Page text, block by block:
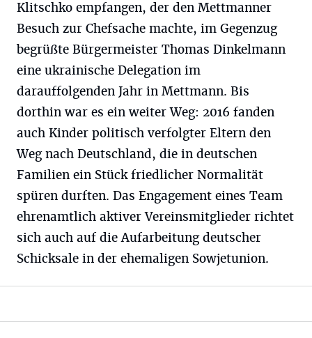
Klitschko empfangen, der den Mettmanner
Besuch zur Chefsache machte, im Gegenzug
begrüßte Bürgermeister Thomas Dinkelmann
eine ukrainische Delegation im
darauffolgenden Jahr in Mettmann. Bis
dorthin war es ein weiter Weg: 2016 fanden
auch Kinder politisch verfolgter Eltern den
Weg nach Deutschland, die in deutschen
Familien ein Stück friedlicher Normalität
spüren durften. Das Engagement eines Team
ehrenamtlich aktiver Vereinsmitglieder richtet
sich auch auf die Aufarbeitung deutscher
Schicksale in der ehemaligen Sowjetunion.